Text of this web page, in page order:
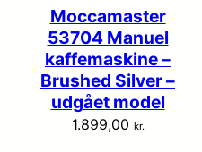
Moccamaster
53704 Manuel
kaffemaskine –
Brushed Silver –
udgået model
1.899,00 kr.